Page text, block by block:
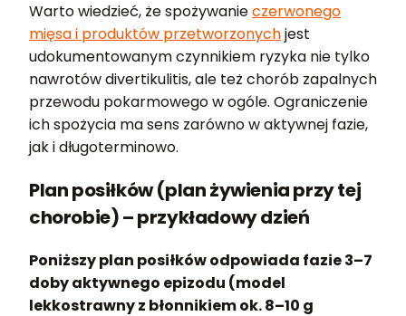
Warto wiedzieć, że spożywanieczerwonego
mięsa i produktów przetworzonychjest
udokumentowanym czynnikiem ryzyka nie tylko
nawrotów divertikulitis, ale też chorób zapalnych
przewodu pokarmowego w ogóle. Ograniczenie
ich spożycia ma sens zarówno w aktywnej fazie,
jak i długoterminowo.
Plan posiłków (plan żywienia przy tej
chorobie) – przykładowy dzień
Poniższy plan posiłków odpowiada fazie 3–7
doby aktywnego epizodu (model
lekkostrawny z błonnikiem ok. 8–10 g